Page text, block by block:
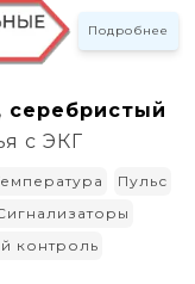
Подробнее
серебристый
с ЭКГ
Пульс
контроль